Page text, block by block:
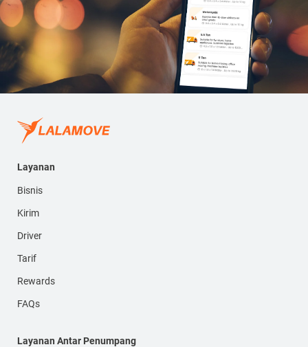
Layanan
Bisnis
Kirim
Driver
Tarif
Rewards
FAQs
Layanan Antar Penumpang